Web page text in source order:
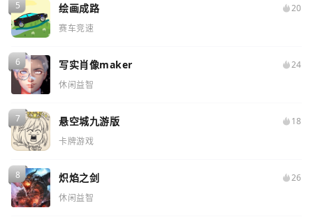
绘画成路
20
赛车竞速
写实肖像maker
24
休闲益智
悬空城九游版
18
卡牌游戏
炽焰之剑
26
休闲益智